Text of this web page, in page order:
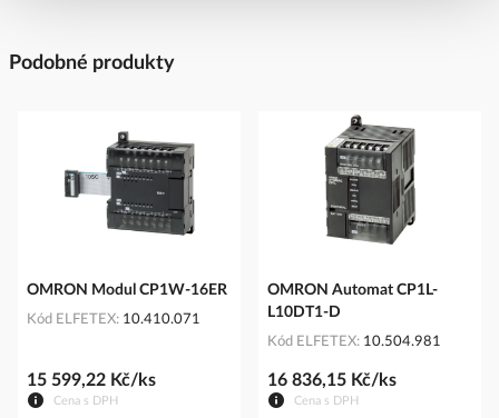
Podobné produkty
OMRON Modul CP1W-16ER
Kód ELFETEX 10.410.071
Cena s DPH
15 599,22 Kč/ks
OMRON Automat CP1L-
L10DT1-D
Kód ELFETEX 10.504.981
Cena s DPH
16 836,15 Kč/ks